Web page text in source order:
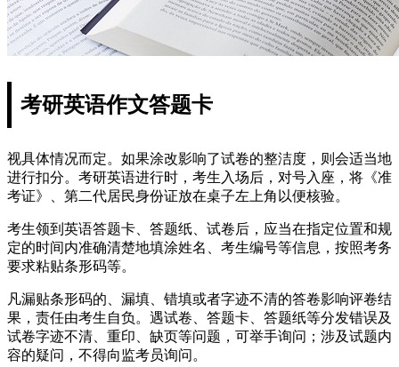
考研英语作文答题卡
视具体情况而定。如果涂改影响了试卷的整洁度，则会适当地
进行扣分。考研英语进行时，考生入场后，对号入座，将《准
考证》、第二代居民身份证放在桌子左上角以便核验。
考生领到英语答题卡、答题纸、试卷后，应当在指定位置和规
定的时间内准确清楚地填涂姓名、考生编号等信息，按照考务
要求粘贴条形码等。
凡漏贴条形码的、漏填、错填或者字迹不清的答卷影响评卷结
果，责任由考生自负。遇试卷、答题卡、答题纸等分发错误及
试卷字迹不清、重印、缺页等问题，可举手询问；涉及试题内
容的疑问，不得向监考员询问。